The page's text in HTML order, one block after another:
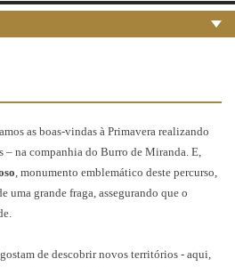
as boas-vindas à Primavera realizando
– na companhia do Burro de Miranda. E,
, monumento emblemático deste percurso,
uma grande fraga, assegurando que o
de descobrir novos territórios - aqui,